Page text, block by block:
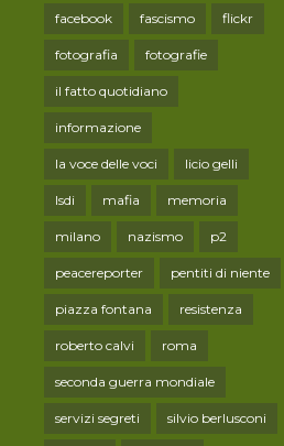
facebook fascismo flickr
fotografia fotografie
il fatto quotidiano
informazione
la voce delle voci licio gelli
lsdi mafia memoria
milano nazismo p2
peacereporter pentiti di niente
piazza fontana resistenza
roberto calvi roma
seconda guerra mondiale
servizi segreti silvio berlusconi